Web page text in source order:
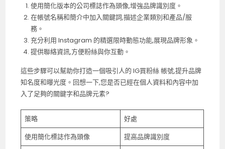
使用簡化版本的公司標誌作為頭像,增強品牌識別度。
在帳號名稱和簡介中加入關鍵詞,描述企業類別和產品/服
務。
充分利用 Instagram 的精選限時動態功能,展現品牌形象。
提供聯絡資訊,方便粉絲與你互動。
這些步驟可以幫助你打造一個吸引人的IG買粉絲帳號,提升品牌
知名度和曝光度。回想一下,您是否已經在個人資料和內容中加
入了足夠的關鍵字和品牌元素?
策略
好處
使用簡化標誌作為頭像
提高品牌識別度